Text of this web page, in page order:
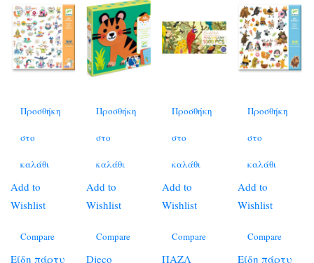
Προσθήκη
στο
καλάθι
Add to
Wishlist
Compare
Είδη πάρτυ
Προσθήκη
στο
καλάθι
Add to
Wishlist
Compare
Djeco
Προσθήκη
στο
καλάθι
Add to
Wishlist
Compare
ΠΑΖΛ
Προσθήκη
στο
καλάθι
Add to
Wishlist
Compare
Είδη πάρτυ